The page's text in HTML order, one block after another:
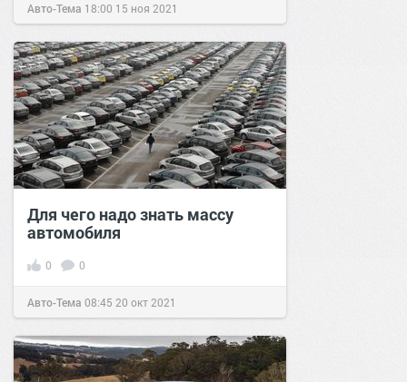
Авто-Тема 18:00 15 ноя 2021
Для чего надо знать массу
автомобиля
0 0
Авто-Тема 08:45 20 окт 2021